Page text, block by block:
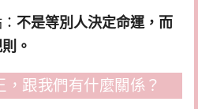
不是等別人決定命運，而
。
跟我們有什麼關係？